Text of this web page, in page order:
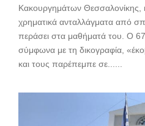
Κακουργημάτων Θεσσαλονίκης,
χρηματικά ανταλλάγματα από
περάσει στα μαθήματά του. Ο
σύμφωνα με τη δικογραφία,
και τους παρέπεμπε σε......